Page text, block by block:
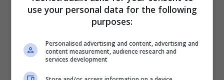
battere il record di velocità e per questo la
sua forma doveva essere il più aerodinamica
una carrozzeria che fosse il più stretta
use your personal data for the following
purposes:
Personalised advertising and content, advertising and
content measurement, audience research and
services development